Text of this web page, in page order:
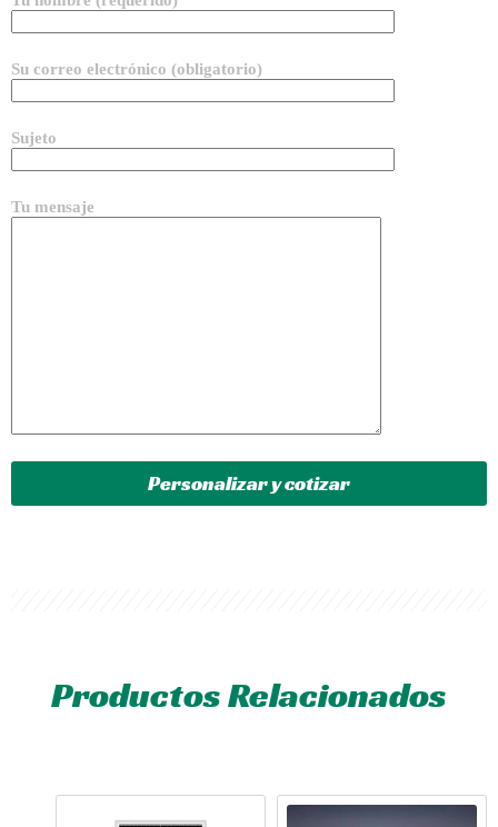
Su correo electrónico (obligatorio)
Sujeto
Tu mensaje
Productos Relacionados